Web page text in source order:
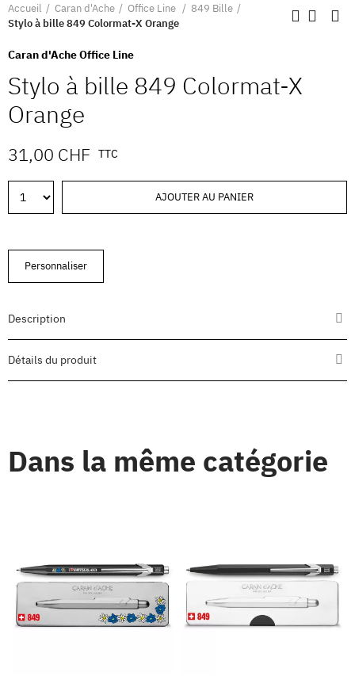
Accueil Caran d'Ache Office Line
849 Bille
Stylo à bille 849 Colormat-X Orange
Caran d'Ache Office Line
Stylo à bille 849 Colormat-X
Orange
31,00 CHF TTC
AJOUTER AU PANIER
Personnaliser
Description
Détails du produit
Dans la même catégorie